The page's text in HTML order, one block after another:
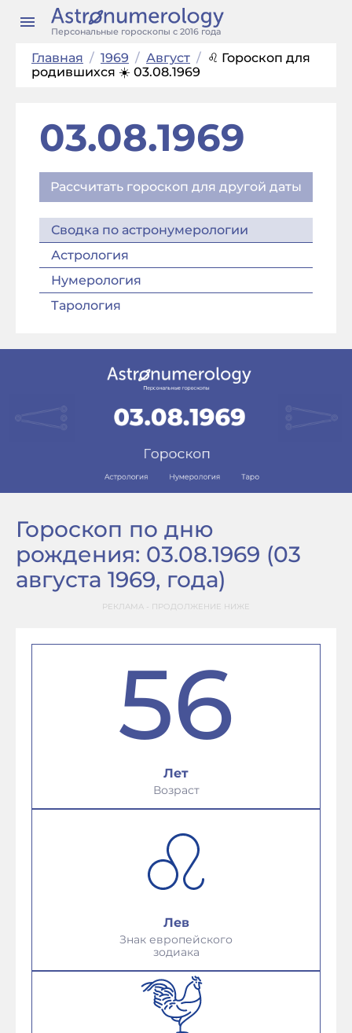
Персональные гороскопы с 2016 года
Главная / 1969 / Август / ♌ Гороскоп для
родившихся ☀️ 03.08.1969
03.08.1969
Рассчитать гороскоп для другой даты
Сводка по астронумерологии
Астрология
Нумерология
Тарология
Гороскоп по дню
рождения: 03.08.1969 (03
августа 1969, года)
РЕКЛАМА - ПРОДОЛЖЕНИЕ НИЖЕ
56
Лет
Возраст
Лев
Знак европейского
зодиака